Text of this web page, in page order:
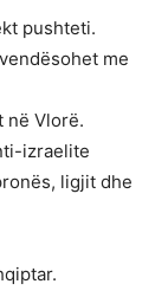
pushteti.
me
në Vlorë.
izraelite
ligjit dhe